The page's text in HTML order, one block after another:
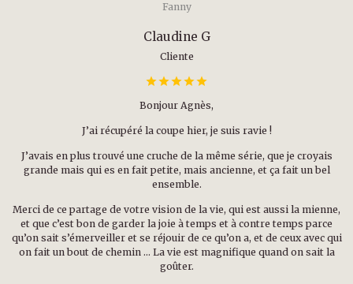
Fanny
Claudine G
Cliente
Bonjour Agnès,
J’ai récupéré la coupe hier, je suis ravie !
J’avais en plus trouvé une cruche de la même série, que je croyais
grande mais qui es en fait petite, mais ancienne, et ça fait un bel
ensemble.
Merci de ce partage de votre vision de la vie, qui est aussi la mienne,
et que c’est bon de garder la joie à temps et à contre temps parce
qu’on sait s’émerveiller et se réjouir de ce qu’on a, et de ceux avec qui
on fait un bout de chemin … La vie est magnifique quand on sait la
goûter.